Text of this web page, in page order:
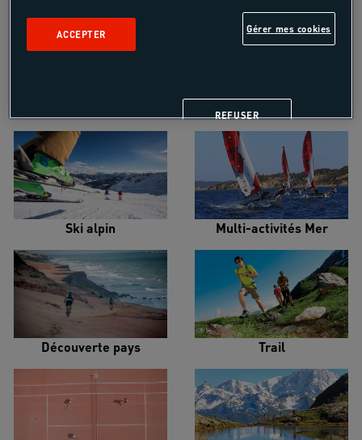
Snowboard
Ski alpin Multi-activités Mer
Découverte pays Trail
Gérer mes cookies
REFUSER
ACCEPTER